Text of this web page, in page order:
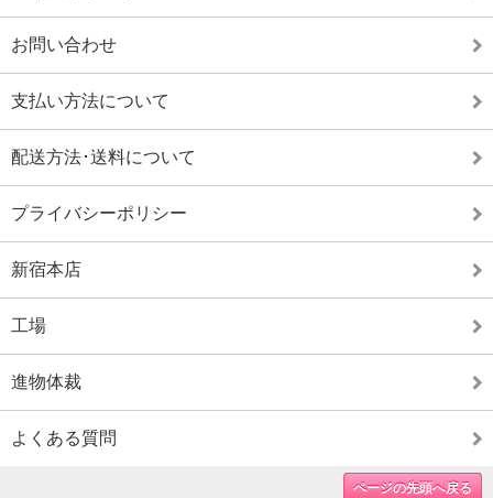
お問い合わせ
支払い方法について
配送方法･送料について
プライバシーポリシー
新宿本店
工場
進物体裁
よくある質問
ページの先頭へ戻る